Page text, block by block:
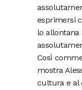
esprimersi
lo allontana
Così
mostra
cultura e al